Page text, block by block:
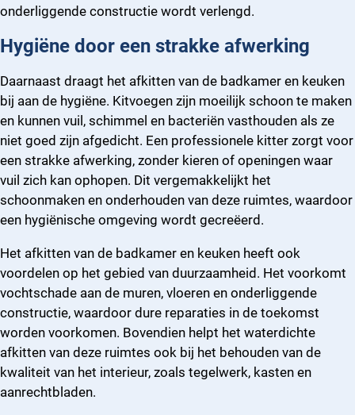
onderliggende constructie wordt verlengd.
Hygiëne door een strakke afwerking
Daarnaast draagt het afkitten van de badkamer en keuken
bij aan de hygiëne. Kitvoegen zijn moeilijk schoon te maken
en kunnen vuil, schimmel en bacteriën vasthouden als ze
niet goed zijn afgedicht. Een professionele kitter zorgt voor
een strakke afwerking, zonder kieren of openingen waar
vuil zich kan ophopen. Dit vergemakkelijkt het
schoonmaken en onderhouden van deze ruimtes, waardoor
een hygiënische omgeving wordt gecreëerd.
Het afkitten van de badkamer en keuken heeft ook
voordelen op het gebied van duurzaamheid. Het voorkomt
vochtschade aan de muren, vloeren en onderliggende
constructie, waardoor dure reparaties in de toekomst
worden voorkomen. Bovendien helpt het waterdichte
afkitten van deze ruimtes ook bij het behouden van de
kwaliteit van het interieur, zoals tegelwerk, kasten en
aanrechtbladen.